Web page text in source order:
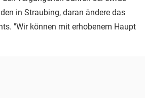
in Straubing, daran ändere das
"Wir können mit erhobenem Haupt